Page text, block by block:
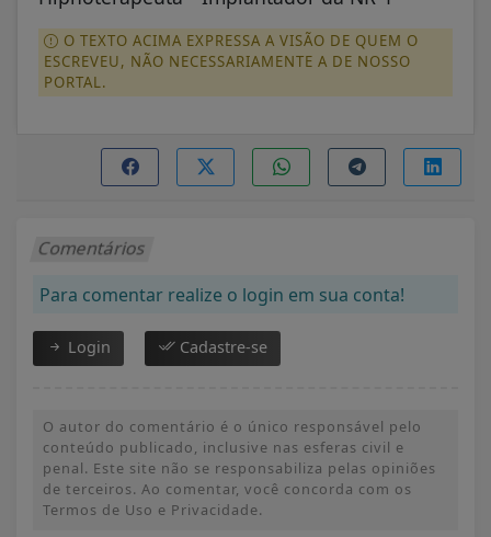
O TEXTO ACIMA EXPRESSA A VISÃO DE QUEM O
ESCREVEU, NÃO NECESSARIAMENTE A DE NOSSO
PORTAL.
Comentários
Para comentar realize o login em sua conta!
Login Cadastre-se
O autor do comentário é o único responsável pelo
conteúdo publicado, inclusive nas esferas civil e
penal. Este site não se responsabiliza pelas opiniões
de terceiros. Ao comentar, você concorda com os
Termos de Uso e Privacidade.